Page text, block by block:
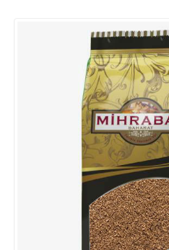
7 TÜRLÜ BAHARAT 1000 GR
7 TÜRLÜ BAHARAT 500 GR
AKBİBER TOZ 1000 GR
AKBİBER TOZ 500 GR
ANASON 1000 GR
ANASON 500 GR
ASPİR ÇİÇEĞİ 500 GR
BEYAZ TANE BİBER (AK BİBE.
BEYAZ TANE BİBER (AK BİBE.
BİBERİYE 1000 GR
BİBERİYE 500 GR
ÇÖREK OTO 1000 GR